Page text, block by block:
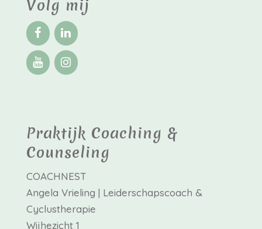
Volg mij
Praktijk Coaching &
Counseling
COACHNEST
Angela Vrieling | Leiderschapscoach &
Cyclustherapie
Wijhezicht 1